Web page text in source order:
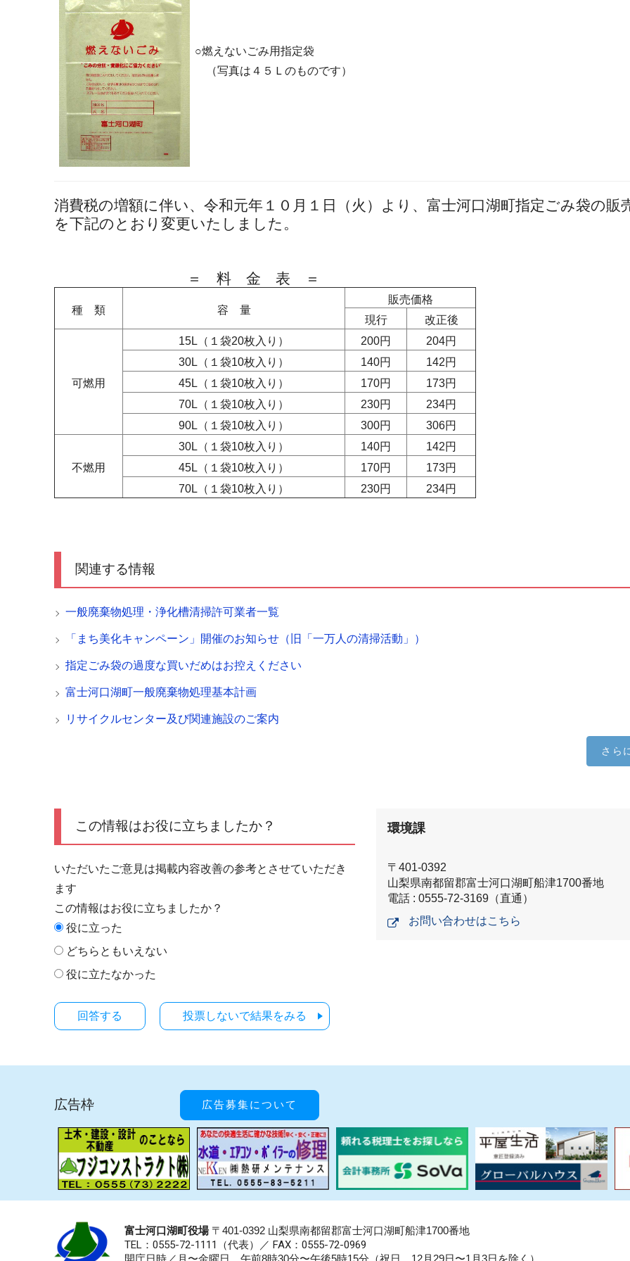
○燃えないごみ用指定袋
（写真は４５Ｌのものです）
消費税の増額に伴い、令和元年１０月１日（火）より、富士河口湖町指定ごみ袋の販
を下記のとおり変更いたしました。
＝ 料 金 表 ＝
種 類 容 量
販売価格
現行
改正後
可燃用
15L（１袋20枚入り） 200円
204円
30L（１袋10枚入り）
140円
142円
45L（１袋10枚入り）
170 円
173円
70L（１袋10枚入り）
230 円
234 円
90L （１袋10枚入り）
300 円 306 円
不燃用
30L （１袋10枚入り） 140 円
142 円
45L （１袋10枚入り）
170 円
173 円
70L （１袋10枚入り）
230 円 234 円
関連する情報
一般廃棄物処理・浄化槽清掃許可業者一覧
「まち美化キャンペーン」開催のお知らせ（旧「一万人の清掃活動」）
指定ごみ袋の過度な買いだめはお控えください
富士河口湖町一般廃棄物処理基本計画
リサイクルセンター及び関連施設のご案内
さら
この情報はお役に立ちましたか？
いただいたご意見は掲載内容改善の参考とさせていただき
ます
この情報はお役に立ちましたか？
役に立った
どちらともいえない
役に立たなかった
投票しないで結果をみる
環境課
〒401-0392
山梨県南都留郡富士河口湖町船津1700番地
電話 : 0555-72-3169（直通）
お問い合わせはこちら
広告枠 広告募集について
富士河口湖町役場〒401-0392 山梨県南都留郡富士河口湖町船津1700番地
TEL：0555-72-1111 （代表）／ FAX：0555-72-0969
開庁日時／月〜金曜日 午前8時30分〜午後5時15分（祝日、12月29日〜1月3日を除く）